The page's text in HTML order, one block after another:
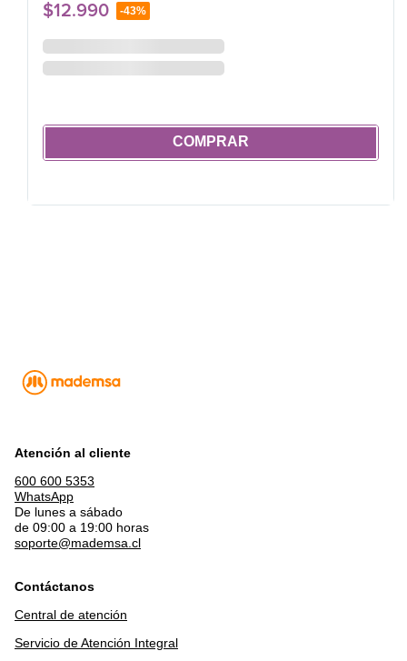
$12.990 -43%
COMPRAR
Atención al cliente
600 600 5353
WhatsApp
De lunes a sábado
de 09:00 a 19:00 horas
soporte@mademsa.cl
Contáctanos
Central de atención
Servicio de Atención Integral